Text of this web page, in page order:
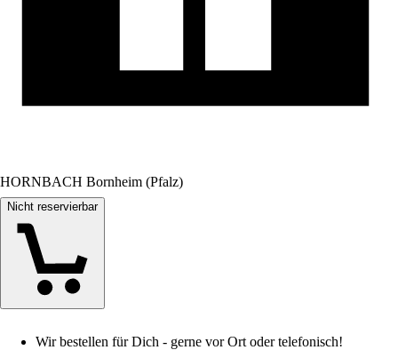
HORNBACH Bornheim (Pfalz)
Nicht reservierbar
Wir bestellen für Dich - gerne vor Ort oder telefonisch!